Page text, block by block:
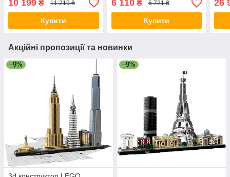
10 199 ₴ 11 219 ₴
Купити
6 110₴ 6 721 ₴
Купити
26
Акційні пропозиції та новинки
–9% –9%